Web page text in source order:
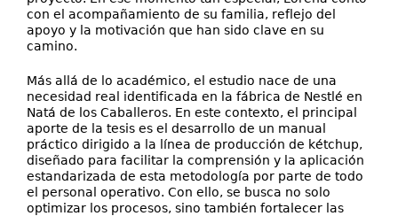
con el acompañamiento de su familia, reflejo del
apoyo y la motivación que han sido clave en su
camino.
Más allá de lo académico, el estudio nace de una
necesidad real identificada en la fábrica de Nestlé en
Natá de los Caballeros. En este contexto, el principal
aporte de la tesis es el desarrollo de un manual
práctico dirigido a la línea de producción de kétchup,
diseñado para facilitar la comprensión y la aplicación
estandarizada de esta metodología por parte de todo
el personal operativo. Con ello, se busca no solo
optimizar los procesos, sino también fortalecer las